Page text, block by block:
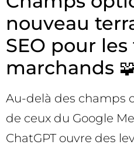
nouveau
SEO pour
marchands
Au-delà des champs
de ceux du Google
ChatGPT ouvre des